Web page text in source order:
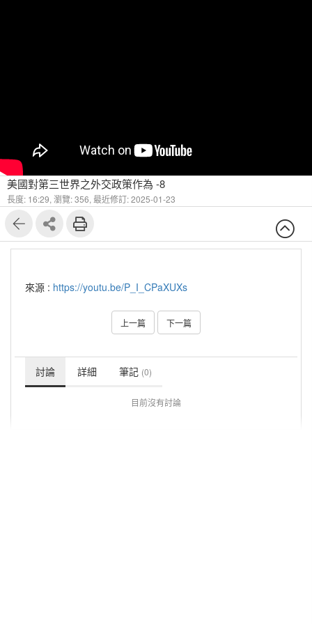
美國對第三世界之外交政策作為 -8
長度: 16:29, 瀏覽: 356, 最近修訂: 2025-01-23
來源 : https://youtu.be/P_I_CPaXUXs
上一篇 下一篇
討論 詳細 筆記 (0)
目前沒有討論